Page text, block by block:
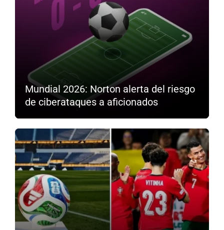
Mundial 2026: Norton alerta del riesgo
de ciberataques a aficionados